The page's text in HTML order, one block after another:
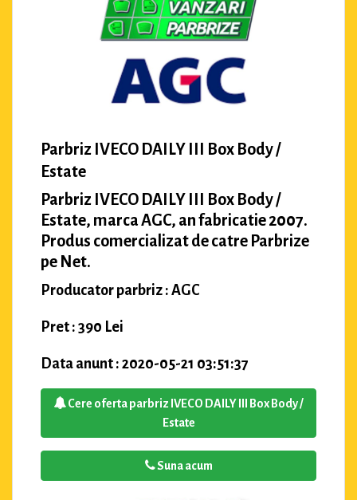
Parbriz IVECO DAILY III Box Body /
Estate
Parbriz IVECO DAILY III Box Body /
Estate, marca AGC, an fabricatie 2007.
Produs comercializat de catre Parbrize
pe Net.
Producator parbriz : AGC
Pret : 390 Lei
Data anunt : 2020-05-21 03:51:37
Cere oferta parbriz IVECO DAILY III Box Body /
Estate
Suna acum